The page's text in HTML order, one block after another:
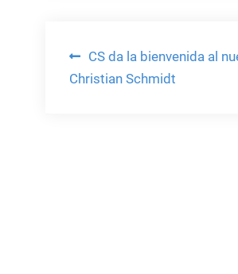
Navegación
de
CS da la bienvenida al
Christian Schmidt